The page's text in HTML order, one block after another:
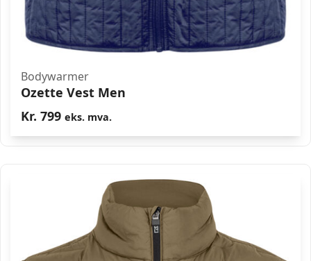
Bodywarmer
Ozette Vest Men
Kr. 799 eks. mva.